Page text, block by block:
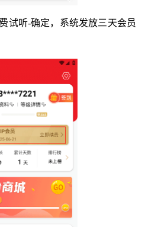
试听-确定，系统发放三天会员